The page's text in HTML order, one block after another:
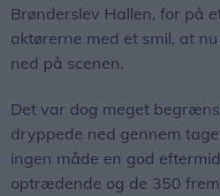
Brønderslev Hallen, for på
aktørerne med et smil, at
ned på scenen.
Det var dog meget
dryppede ned gennem
ingen måde en god
optrædende og de 350